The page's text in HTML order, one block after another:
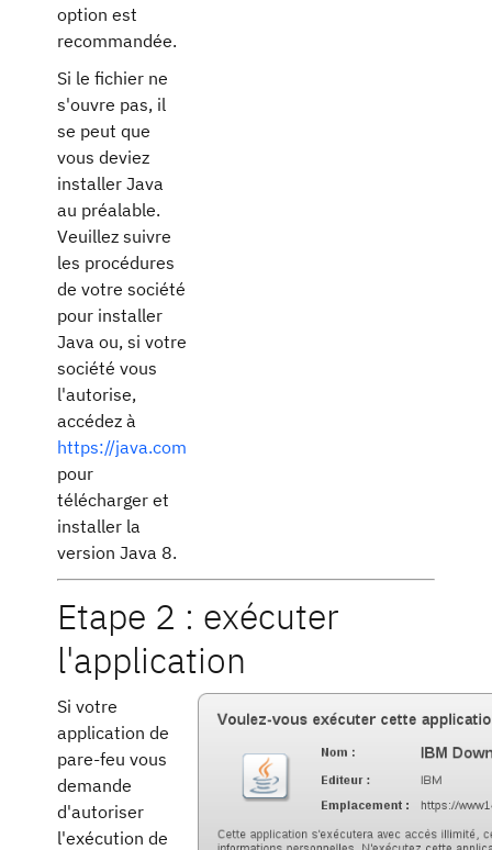
option est
recommandée.
Si le fichier ne
s'ouvre pas, il
se peut que
vous deviez
installer Java
au préalable.
Veuillez suivre
les procédures
de votre société
pour installer
Java ou, si votre
société vous
l'autorise,
accédez à
https://java.com
pour
télécharger et
installer la
version Java 8.
Etape 2 : exécuter
l'application
Si votre
application de
pare-feu vous
demande
d'autoriser
l'exécution de